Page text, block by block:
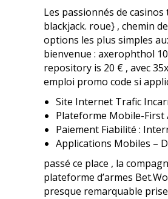
Les passionnés de
blackjack. roue} , chemin
options les plus simples
bienvenue : axerophthol
repository is 20 € , avec
emploi promo code si
Site Internet Trafic
Plateforme Mobile-First
Paiement Fiabilité :
Applications Mobiles –
passé ce place , la
plateforme d’armes
presque remarquable